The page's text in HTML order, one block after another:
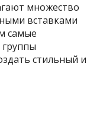
множество
вставками
самые
стильный и